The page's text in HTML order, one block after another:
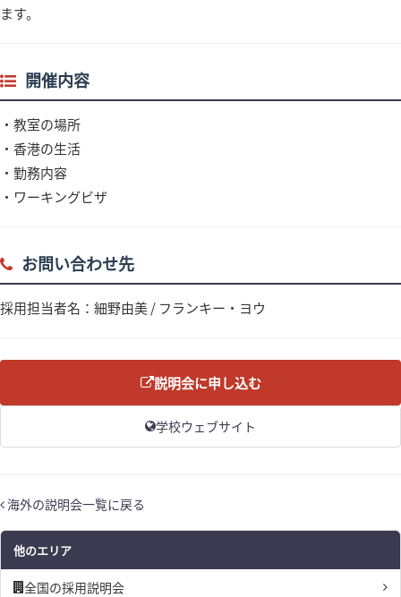
ます。
開催内容
・教室の場所
・香港の生活
・勤務内容
・ワーキングビザ
お問い合わせ先
採⽤担当者名：細野由美 / フランキー・ヨウ
説明会に申し込む
学校ウェブサイト
海外の説明会一覧に戻る
他のエリア
全国の採用説明会